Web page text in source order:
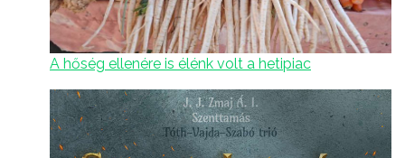
A hőség ellenére is élénk volt a hetipiac